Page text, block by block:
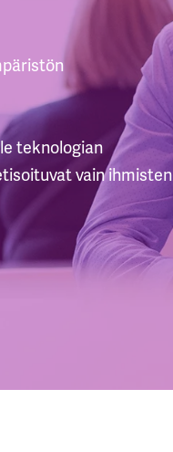
teknologian
vain ihmisten